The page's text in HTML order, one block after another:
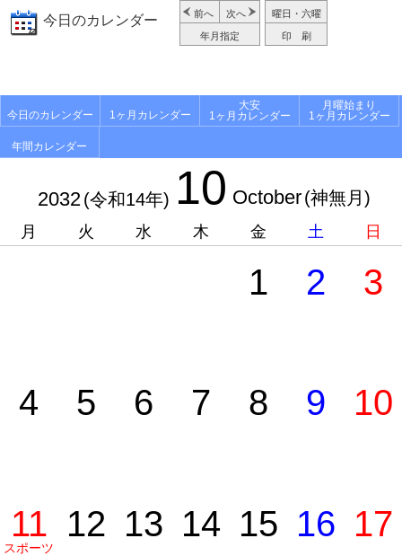
今日のカレンダー 前へ 次へ
年月指定
曜日・六曜
印 刷
今日のカレンダー 1ヶ月カレンダー
大安
1ヶ月カレンダー
月曜始まり
1ヶ月カレンダー
年間カレンダー
2032(令和14年) 10 October(神無月)
月 火 水 木 金 土 日
1 2 3
4 5 6 7 8 9 10
11
スポーツ
12 13 14 15 16 17